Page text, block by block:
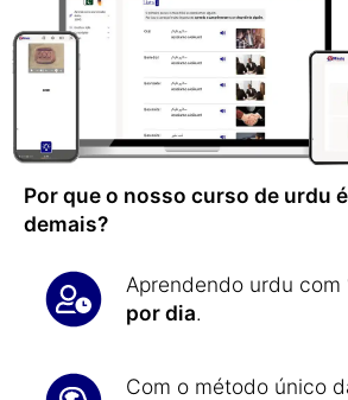
Por que o nosso curso de urdu
demais?
Aprendendo urdu com
por dia.
Com o método único